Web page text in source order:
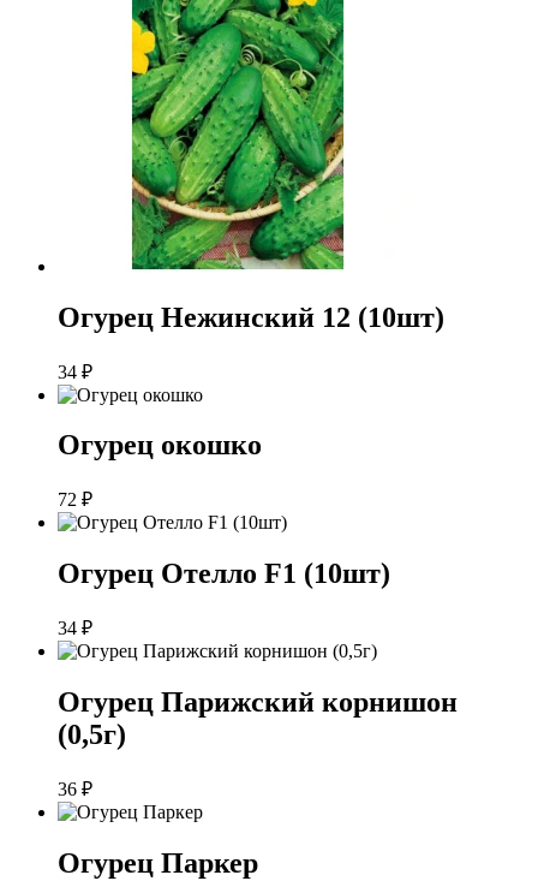
Огурец Нежинский 12 (10шт)
34 ₽
Огурец окошко
72 ₽
Огурец Отелло F1 (10шт)
34 ₽
Огурец Парижский корнишон
(0,5г)
36 ₽
Огурец Паркер